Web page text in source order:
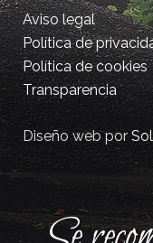
Aviso legal
Política de
Política de cookies
Transparencia
Diseño web por